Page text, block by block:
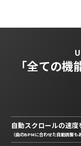
「全ての機
自動スクロールの速度
（曲のBPMに合わせた自動調整も